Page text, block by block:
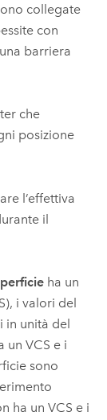
collegate
con
barriera
che
posizione
l’effettiva
il
ha un
i valori del
in unità del
un VCS e i
sono
ha un VCS e i